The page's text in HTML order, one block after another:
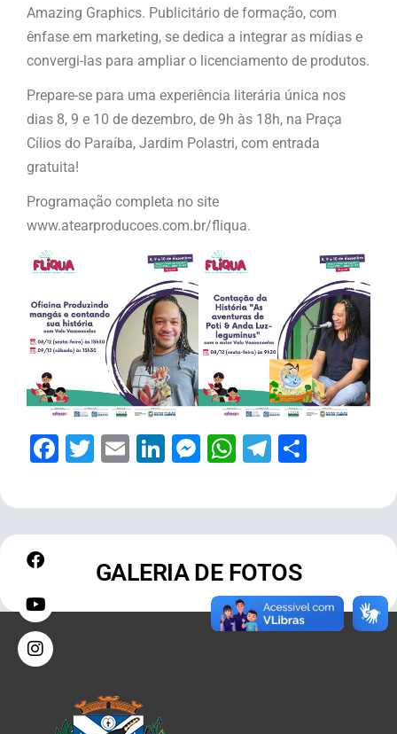
Amazing Graphics. Publicitário de formação, com
ênfase em marketing, se dedica a integrar as mídias e
convergi-las para ampliar o licenciamento de produtos.
Prepare-se para uma experiência literária única nos
dias 8, 9 e 10 de dezembro, de 9h às 18h, na Praça
Cílios do Paraíba, Jardim Polastri, com entrada
gratuita!
Programação completa no site
www.atearproducoes.com.br/fliqua.
Facebook
Twitter
EmailLinkedIn
Messenger
WhatsApp
Telegram
GALERIA DE FOTOS